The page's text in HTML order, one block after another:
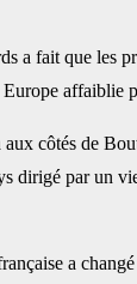
a fait que les
côtés de
dirigé par un
a